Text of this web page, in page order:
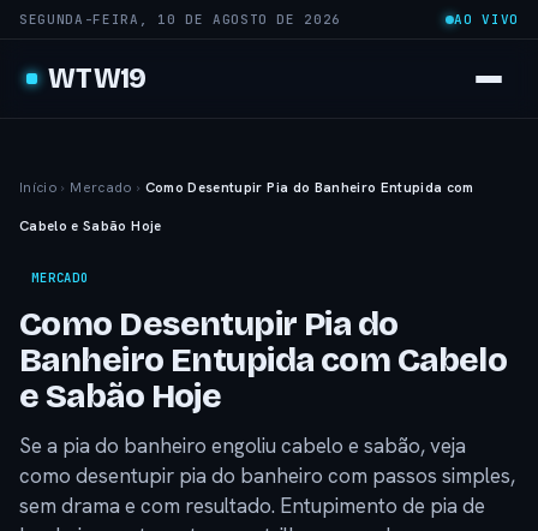
SEGUNDA-FEIRA, 10 DE AGOSTO DE 2026 AO VIVO
WTW19
Início › Mercado › Como Desentupir Pia do Banheiro Entupida com
Cabelo e Sabão Hoje
MERCADO
Como Desentupir Pia do
Banheiro Entupida com Cabelo
e Sabão Hoje
Se a pia do banheiro engoliu cabelo e sabão, veja
como desentupir pia do banheiro com passos simples,
sem drama e com resultado. Entupimento de pia de